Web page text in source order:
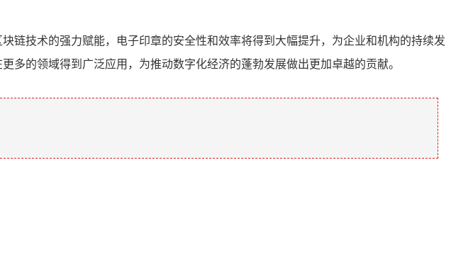
链技术的强力赋能，电子印章的安全性和效率将得到大幅提升，为企业和机构的持续发
的领域得到广泛应用，为推动数字化经济的蓬勃发展做出更加卓越的贡献。